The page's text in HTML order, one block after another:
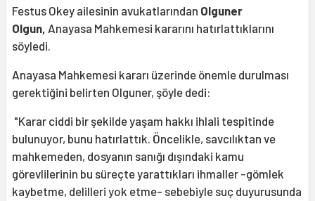
Festus Okey ailesinin avukatlarından Olguner
Olgun, Anayasa Mahkemesi kararını hatırlattıklarını
söyledi.
Anayasa Mahkemesi kararı üzerinde önemle durulması
gerektiğini belirten Olguner, şöyle dedi:
"Karar ciddi bir şekilde yaşam hakkı ihlali tespitinde
bulunuyor, bunu hatırlattık. Öncelikle, savcılıktan ve
mahkemeden, dosyanın sanığı dışındaki kamu
görevlilerinin bu süreçte yarattıkları ihmaller -gömlek
kaybetme, delilleri yok etme- sebebiyle suç duyurusunda